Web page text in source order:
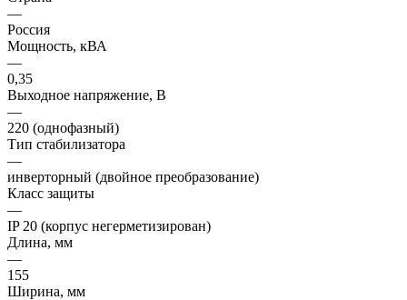
—
Россия
Мощность, кВА
—
0,35
Выходное напряжение, В
—
220 (однофазный)
Тип стабилизатора
—
инверторный (двойное преобразование)
Класс защиты
—
IP 20 (корпус негерметизирован)
Длина, мм
—
155
Ширина, мм